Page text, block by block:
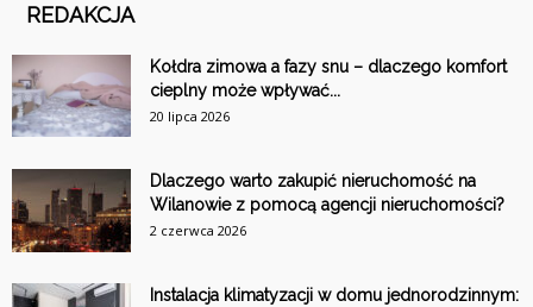
REDAKCJA
Kołdra zimowa a fazy snu – dlaczego komfort
cieplny może wpływać...
20 lipca 2026
Dlaczego warto zakupić nieruchomość na
Wilanowie z pomocą agencji nieruchomości?
2 czerwca 2026
Instalacja klimatyzacji w domu jednorodzinnym: